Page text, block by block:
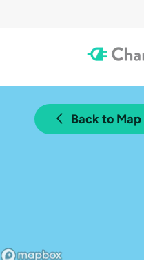
Back to Map